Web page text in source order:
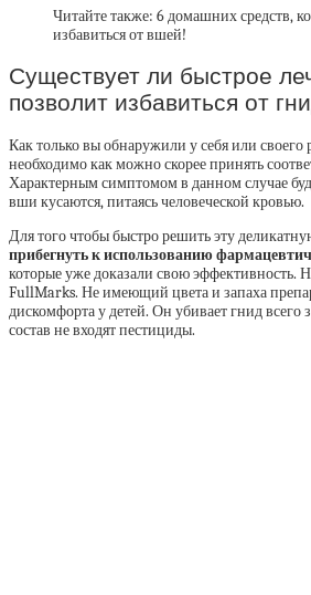
Читайте также: 6 домашних средств,
избавиться от вшей!
Существует ли быстрое
позволит избавиться от
Как только вы обнаружили у себя или своего
необходимо как можно скорее принять
Характерным симптомом в данном случае
вши кусаются, питаясь человеческой кровью.
Для того чтобы быстро решить эту
прибегнуть к использованию
которые уже доказали свою эффективность.
FullMarks. Не имеющий цвета и запаха
дискомфорта у детей. Он убивает гнид всего
состав не входят пестициды.